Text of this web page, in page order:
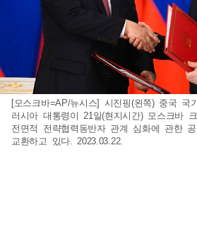
[모스크바=AP/뉴시스] 시진핑(왼쪽) 중국 국
러시아 대통령이 21일(현지시간) 모스크바
전면적 전략협력동반자 관계 심화에 관한
교환하고 있다. 2023.03.22.